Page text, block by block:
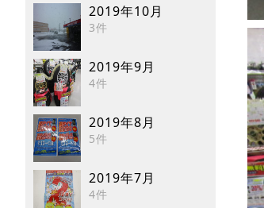
2019年10月
3件
2019年9月
4件
2019年8月
5件
2019年7月
4件